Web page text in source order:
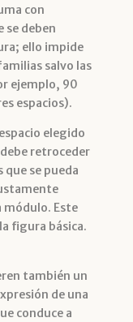
con
se deben
ello impide
salvo las
ejemplo, 90
espacios).
elegido
retroceder
que se pueda
módulo. Este
figura básica.
también un
de una
conduce a